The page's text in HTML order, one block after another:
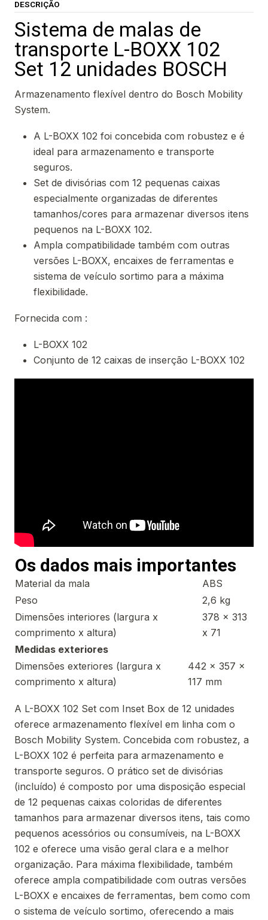
DESCRIÇÃO
Sistema de malas de
transporte L-BOXX 102
Set 12 unidades BOSCH
Armazenamento flexível dentro do Bosch Mobility
System.
A L-BOXX 102 foi concebida com robustez e é
ideal para armazenamento e transporte
seguros.
Set de divisórias com 12 pequenas caixas
especialmente organizadas de diferentes
tamanhos/cores para armazenar diversos itens
pequenos na L-BOXX 102.
Ampla compatibilidade também com outras
versões L-BOXX, encaixes de ferramentas e
sistema de veículo sortimo para a máxima
flexibilidade.
Fornecida com :
L-BOXX 102
Conjunto de 12 caixas de inserção L-BOXX 102
Os dados mais importantes
Material da mala
ABS
Peso
2,6 kg
Dimensões interiores (largura x
comprimento x altura)
378 x 313
x 71
Medidas exteriores
Dimensões exteriores (largura x
comprimento x altura)
442 x 357 x
117 mm
A L-BOXX 102 Set com Inset Box de 12 unidades
oferece armazenamento flexível em linha com o
Bosch Mobility System. Concebida com robustez, a
L-BOXX 102 é perfeita para armazenamento e
transporte seguros. O prático set de divisórias
(incluído) é composto por uma disposição especial
de 12 pequenas caixas coloridas de diferentes
tamanhos para armazenar diversos itens, tais como
pequenos acessórios ou consumíveis, na L-BOXX
102 e oferece uma visão geral clara e a melhor
organização. Para máxima flexibilidade, também
oferece ampla compatibilidade com outras versões
L-BOXX e encaixes de ferramentas, bem como com
o sistema de veículo sortimo, oferecendo a mais